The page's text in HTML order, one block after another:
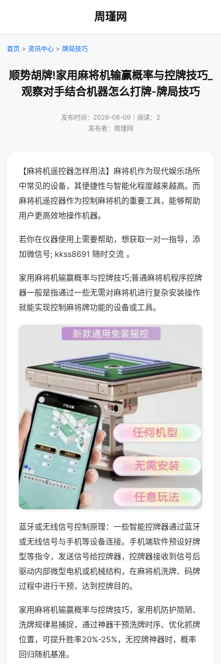
周瑾网
首页 > 资讯中心 > 牌局技巧
顺势胡牌!家用麻将机输赢概率与控牌技巧_
观察对手结合机器怎么打牌-牌局技巧
发布时间：2026-08-09｜阅读：2
发布者：周瑾网
【麻将机遥控器怎样用法】麻将机作为现代娱乐场所
中常见的设备，其便捷性与智能化程度越来越高。而
麻将机遥控器作为控制麻将机的重要工具，能够帮助
用户更高效地操作机器。
若你在仪器使用上需要帮助，想获取一对一指导，添
加微信号; kkss8691 随时交流 。
家用麻将机输赢概率与控牌技巧;普通麻将机程序控牌
器一般是指通过一些无需对麻将机进行复杂安装操作
就能实现控制麻将牌功能的设备或工具。
蓝牙或无线信号控制原理：一些智能控牌器通过蓝牙
或无线信号与手机等设备连接。手机端软件预设好牌
型等指令，发送信号给控牌器，控牌器接收到信号后
驱动内部微型电机或机械结构，在麻将机洗牌、码牌
过程中进行干预，达到控牌目的。
家用麻将机输赢概率与控牌技巧，家用机防护简陋、
洗牌规律易捕捉，通过神器干预洗牌时序、优化抓牌
位置，可提升胜率20%-25%，无控牌神器时，概率
回归随机基准。